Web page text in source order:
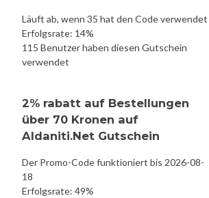
Läuft ab, wenn 35 hat den Code verwendet
Erfolgsrate: 14%
115 Benutzer haben diesen Gutschein
verwendet
2% rabatt auf Bestellungen
über 70 Kronen auf
Aldaniti.Net Gutschein
Der Promo-Code funktioniert bis 2026-08-
18
Erfolgsrate: 49%